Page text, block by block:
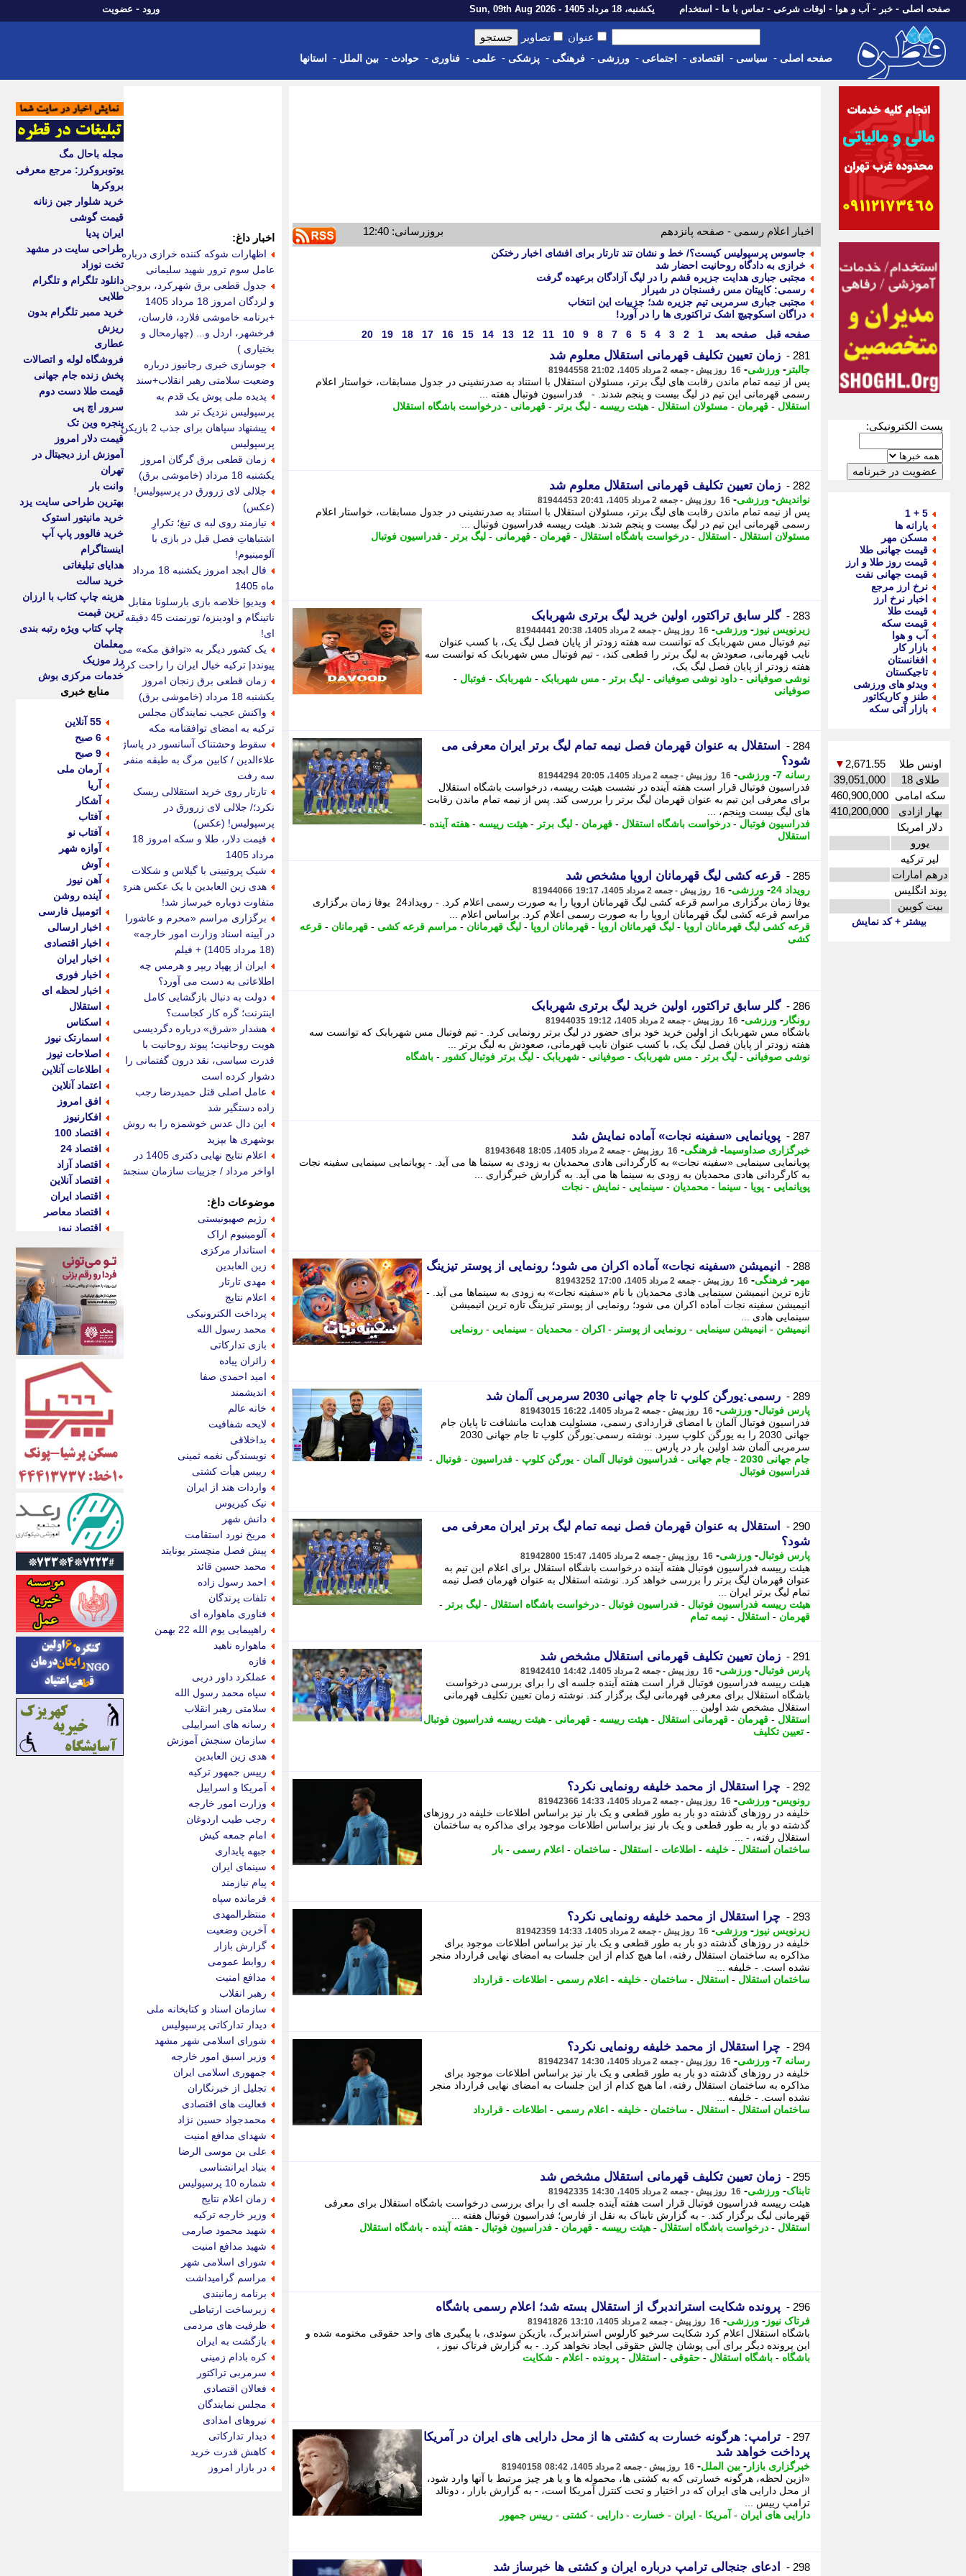
صفحه اصلی - خبر - آب و هوا - اوقات شرعی - تماس با ما - استخدام یکشنبه، 18 مرداد 1405 - Sun, 09th Aug 2026 ورود - عضویت
عنوان تصاویر
صفحه اصلی - سیاسی - اقتصادی - اجتماعی - ورزشی - فرهنگی - پزشکی - علمی - فناوری - حوادث - بین الملل - استانها
پست الکترونیکی:
5 + 1
یارانه ها
مسکن مهر
قیمت جهانی طلا
قیمت روز طلا و ارز
قیمت جهانی نفت
نرخ ارز مرجع
اخبار نرخ ارز
قیمت طلا
قیمت سکه
آب و هوا
بازار کار
افغانستان
تاجیکستان
ویدئو های ورزشی
طنز و کاریکاتور
بازار آتی سکه
اونس طلا 2,671.55
▼
طلای 18
39,051,000
سکه امامی 460,900,000
بهار ازادی
410,200,000
دلار امریکا
یورو
لیر ترکیه
درهم امارات
پوند انگلیس
بیت کویین
بیشتر + کد نمایش
اخبار اعلام رسمی - صفحه پانزدهم بروزرسانی: 12:40
جاسوس پرسپولیس کیست؟/ خط و نشان تند تارتار برای افشای اخبار رختکن
خرازی به دادگاه روحانیت احضار شد
مجتبی جباری هدایت جزیره قشم را در لیگ آزادگان برعهده گرفت
رسمی: کاپیتان مس رفسنجان در شیراز
مجتبی جباری سرمربی تیم جزیره شد؛ جزییات این انتخاب
دراگان اسکوچیچ اشک تراکتوری ها را در آورد!
صفحه قبل
صفحه بعد 1
2
3
4
5
6
7
8
9
10
11
12
13
14
15
16
17
18
19
20
281 - زمان تعیین تکلیف قهرمانی استقلال معلوم شد
جالبتر - ورزشی- 16 روز پیش - جمعه 2 مرداد 1405، 21:02 81944558
پس از نیمه تمام ماندن رقابت های لیگ برتر، مسئولان استقلال با استناد به صدرنشینی در جدول مسابقات، خواستار اعلام
رسمی قهرمانی این تیم در لیگ بیست و پنجم شدند. - فدراسیون فوتبال هفته ...
استقلال - قهرمان - مسئولان استقلال - هیئت رییسه - لیگ برتر - قهرمانی - درخواست باشگاه استقلال
282 - زمان تعیین تکلیف قهرمانی استقلال معلوم شد
نواندیش- ورزشی- 16 روز پیش - جمعه 2 مرداد 1405، 20:41 81944453
پس از نیمه تمام ماندن رقابت های لیگ برتر، مسئولان استقلال با استناد به صدرنشینی در جدول مسابقات، خواستار اعلام
رسمی قهرمانی این تیم در لیگ بیست و پنجم شدند. هیئت رییسه فدراسیون فوتبال ...
مسئولان استقلال - استقلال - درخواست باشگاه استقلال - قهرمان - قهرمانی - لیگ برتر - فدراسیون فوتبال
283 - گلر سابق تراکتور، اولین خرید لیگ برتری شهربابک
زیرنویس نیوز - ورزشی- 16 روز پیش - جمعه 2 مرداد 1405، 20:38 81944441
تیم فوتبال مس شهربابک که توانست سه هفته زودتر از پایان فصل لیگ یک، با کسب عنوان
نایب قهرمانی، صعودش به لیگ برتر را قطعی کند، - تیم فوتبال مس شهربابک که توانست سه
هفته زودتر از پایان فصل لیگ یک،
نوشی صوفیانی - داود نوشی صوفیانی - لیگ برتر - مس شهربابک - شهربابک - فوتبال -
صوفیانی
284 -
استقلال به عنوان قهرمان فصل نیمه تمام لیگ برتر ایران معرفی می
شود؟
رسانه 7 - ورزشی- 16 روز پیش - جمعه 2 مرداد 1405، 20:05 81944294
فدراسیون فوتبال قرار است هفته آینده در نشست هیئت رییسه، درخواست باشگاه استقلال
برای معرفی این تیم به عنوان قهرمان لیگ برتر را بررسی کند. پس از نیمه تمام ماندن رقابت
های لیگ بیست وپنجم، ...
فدراسیون فوتبال - درخواست باشگاه استقلال - قهرمان - لیگ برتر - هیئت رییسه - هفته آینده -
استقلال
285 - قرعه کشی لیگ قهرمانان اروپا مشخص شد
رویداد 24 - ورزشی- 16 روز پیش - جمعه 2 مرداد 1405، 19:17 81944066
یوفا زمان برگزاری مراسم قرعه کشی لیگ قهرمانان اروپا را به صورت رسمی اعلام کرد. - رویداد24 یوفا زمان برگزاری
مراسم قرعه کشی لیگ قهرمانان اروپا را به صورت رسمی اعلام کرد. براساس اعلام ...
قرعه کشی لیگ قهرمانان اروپا - لیگ قهرمانان اروپا - قهرمانان اروپا - لیگ قهرمانان - مراسم قرعه کشی - قهرمانان - قرعه
کشی
286 - گلر سابق تراکتور، اولین خرید لیگ برتری شهربابک
رونگار - ورزشی- 16 روز پیش - جمعه 2 مرداد 1405، 19:12 81944035
باشگاه مس شهربابک از اولین خرید خود برای حضور در لیگ برتر رونمایی کرد. - تیم فوتبال مس شهربابک که توانست سه
هفته زودتر از پایان فصل لیگ یک، با کسب عنوان نایب قهرمانی، صعودش به لیگ برتر ...
نوشی صوفیانی - لیگ برتر - مس شهربابک - صوفیانی - شهربابک - لیگ برتر فوتبال کشور - باشگاه
287 - پویانمایی «سفینه نجات» آماده نمایش شد
خبرگزاری صداوسیما- فرهنگی- 16 روز پیش - جمعه 2 مرداد 1405، 18:05 81943648
پویانمایی سینمایی «سفینه نجات» به کارگردانی هادی محمدیان به زودی به سینما ها می آید. - پویانمایی سینمایی سفینه نجات
به کارگردانی هادی محمدیان به زودی به سینما ها می آید. به گزارش خبرگزاری ...
پویانمایی - پویا - سینما - محمدیان - سینمایی - نمایش - نجات
288 - انیمیشن «سفینه نجات» آماده اکران می شود؛ رونمایی از پوستر تیزینگ
مهر - فرهنگی- 16 روز پیش - جمعه 2 مرداد 1405، 17:00 81943252
تازه ترین انیمیشن سینمایی هادی محمدیان با نام «سفینه نجات» به زودی به سینماها می آید. -
انیمیشن سفینه نجات آماده اکران می شود؛ رونمایی از پوستر تیزینگ تازه ترین انیمیشن
سینمایی هادی ...
انیمیشن - انیمیشن سینمایی - رونمایی از پوستر - اکران - محمدیان - سینمایی - رونمایی
289 - رسمی:یورگن کلوپ تا جام جهانی 2030 سرمربی آلمان شد
پارس فوتبال- ورزشی- 16 روز پیش - جمعه 2 مرداد 1405، 16:22 81943015
فدراسیون فوتبال آلمان با امضای قراردادی رسمی، مسئولیت هدایت مانشافت تا پایان جام
جهانی 2030 را به یورگن کلوپ سپرد. نوشته رسمی:یورگن کلوپ تا جام جهانی 2030
سرمربی آلمان شد اولین بار در پارس ...
جام جهانی 2030
- جام جهانی - فدراسیون فوتبال آلمان - یورگن کلوپ - فدراسیون - فوتبال -
فدراسیون فوتبال
290 -
استقلال به عنوان قهرمان فصل نیمه تمام لیگ برتر ایران معرفی می
شود؟
پارس فوتبال- ورزشی- 16 روز پیش - جمعه 2 مرداد 1405، 15:47 81942800
هیئت رییسه فدراسیون فوتبال هفته آینده درخواست باشگاه استقلال برای اعلام این تیم به
عنوان قهرمان لیگ برتر را بررسی خواهد کرد. نوشته استقلال به عنوان قهرمان فصل نیمه
تمام لیگ برتر ایران ...
هیئت رییسه فدراسیون فوتبال - فدراسیون فوتبال - درخواست باشگاه استقلال - لیگ برتر -
قهرمان - استقلال - نیمه تمام
291 - زمان تعیین تکلیف قهرمانی استقلال مشخص شد
پارس فوتبال- ورزشی- 16 روز پیش - جمعه 2 مرداد 1405، 14:42 81942410
هیئت رییسه فدراسیون فوتبال قرار است هفته آینده جلسه ای را برای بررسی درخواست
باشگاه استقلال برای معرفی قهرمانی لیگ برگزار کند. نوشته زمان تعیین تکلیف قهرمانی
استقلال مشخص شد اولین ...
استقلال - قهرمان - قهرمانی استقلال - هیئت رییسه - قهرمانی - هیئت رییسه فدراسیون فوتبال
- تعیین تکلیف
292 - چرا استقلال از محمد خلیفه رونمایی نکرد؟
رونویس- ورزشی- 16 روز پیش - جمعه 2 مرداد 1405، 14:33 81942366
خلیفه در روزهای گذشته دو بار به طور قطعی و یک بار نیز براساس اطلاعات خلیفه در روزهای
گذشته دو بار به طور قطعی و یک بار نیز براساس اطلاعات موجود برای مذاکره به ساختمان
استقلال رفته، - ...
ساختمان استقلال - خلیفه - اطلاعات - استقلال - ساختمان - اعلام رسمی - بار
293 - چرا استقلال از محمد خلیفه رونمایی نکرد؟
زیرنویس نیوز - ورزشی- 16 روز پیش - جمعه 2 مرداد 1405، 14:33 81942359
خلیفه در روزهای گذشته دو بار به طور قطعی و یک بار نیز براساس اطلاعات موجود برای
مذاکره به ساختمان استقلال رفته، اما هیچ کدام از این جلسات به امضای نهایی قرارداد منجر
نشده است. - خلیفه ...
ساختمان استقلال - استقلال - ساختمان - خلیفه - اعلام رسمی - اطلاعات - قرارداد
294 - چرا استقلال از محمد خلیفه رونمایی نکرد؟
رسانه 7 - ورزشی- 16 روز پیش - جمعه 2 مرداد 1405، 14:30 81942347
خلیفه در روزهای گذشته دو بار به طور قطعی و یک بار نیز براساس اطلاعات موجود برای
مذاکره به ساختمان استقلال رفته، اما هیچ کدام از این جلسات به امضای نهایی قرارداد منجر
نشده است. - خلیفه ...
ساختمان استقلال - استقلال - ساختمان - خلیفه - اعلام رسمی - اطلاعات - قرارداد
295 - زمان تعیین تکلیف قهرمانی استقلال مشخص شد
تابناک- ورزشی- 16 روز پیش - جمعه 2 مرداد 1405، 14:30 81942335
هیئت رییسه فدراسیون فوتبال قرار است هفته آینده جلسه ای را برای بررسی درخواست باشگاه استقلال برای معرفی
قهرمانی لیگ برگزار کند. - به گزارش تابناک به نقل از فارس؛ فدراسیون فوتبال هفته ...
استقلال - درخواست باشگاه استقلال - هیئت رییسه - قهرمان - فدراسیون فوتبال - هفته آینده - باشگاه استقلال
296 - پرونده شکایت استراندبرگ از استقلال بسته شد؛ اعلام رسمی باشگاه
فرتاک نیوز - ورزشی- 16 روز پیش - جمعه 2 مرداد 1405، 13:10 81941826
باشگاه استقلال اعلام کرد شکایت سرخیو کارلوس استراندبرگ، بازیکن سوئدی، با پیگیری های واحد حقوقی مختومه شده و
این پرونده دیگر برای آبی پوشان چالش حقوقی ایجاد نخواهد کرد. - به گزارش فرتاک نیوز ،
باشگاه - باشگاه استقلال - حقوقی - استقلال - پرونده - اعلام - شکایت
297 -
ترامپ: هرگونه خسارت به کشتی ها از محل دارایی های ایران در آمریکا
پرداخت خواهد شد
خبرگزاری بازار - بین الملل- 16 روز پیش - جمعه 2 مرداد 1405، 08:42 81940158
«ازین لحظه، هرگونه خسارتی که به کشتی ها، محموله ها و یا هر چیز مرتبط با آنها وارد شود،
از محل دارایی های ایران که در اختیار و تحت کنترل آمریکا است، - به گزارش بازار ، دونالد
ترامپ رییس ...
دارایی های ایران - آمریکا - ایران - خسارت - دارایی -کشتی - رییس جمهور
298 - ادعای جنجالی ترامپ درباره ایران و کشتی ها خبرساز شد
اخبار داغ:
اظهارات شوکه کننده خرازی درباره
عامل سوم ترور شهید سلیمانی
جدول قطعی برق شهرکرد، بروجن
و لردگان امروز 18 مرداد 1405
+برنامه خاموشی فلارد، فارسان،
فرخشهر، اردل و... (چهارمحال و
بختیاری )
جوسازی خبری رجانیوز درباره
وضعیت سلامتی رهبر انقلاب+سند
پدیده ملی پوش یک قدم به
پرسپولیس نزدیک تر شد
پیشنهاد سپاهان برای جذب 2 بازیکن
پرسپولیس
زمان قطعی برق گرگان امروز
یکشنبه 18 مرداد (خاموشی برق)
جلالی لای زرورق در پرسپولیس!
(عکس)
نیازمند روی لبه ی تیغ؛ تکرارِ
اشتباهاتِ فصل قبل در بازی با
آلومینیوم!
فال ابجد امروز یکشنبه 18 مرداد
ماه 1405
ویدیو| خلاصه بازی بارسلونا مقابل
ناتینگام و اودینزه/ تورنمنت 45 دقیقه
ای!
یک کشور دیگر به «توافق مکه» می
پیوندد| ترکیه خیال ایران را راحت کرد
زمان قطعی برق زنجان امروز
یکشنبه 18 مرداد (خاموشی برق)
واکنش عجیب نمایندگان مجلس
ترکیه به امضای توافقنامه مکه
سقوط وحشتناک آسانسور در پاساژ
علاءالدین / کابین مرگ به طبقه منفی
سه رفت
تارتار روی خرید استقلالی ریسک
نکرد؛/ جلالی لای زرورق در
پرسپولیس! (عکس)
قیمت دلار، طلا و سکه امروز 18
مرداد 1405
شیک پروتیینی با گیلاس و شکلات
هدی زین العابدین با یک عکس هنری
متفاوت دوباره خبرساز شد!
برگزاری مراسم «محرم و عاشورا
در آیینه اسناد وزارت امور خارجه»
(18 مرداد 1405) + فیلم
ایران از پهپاد ریپر و هرمس چه
اطلاعاتی به دست می آورد؟
دولت به دنبال بازگشایی کامل
اینترنت؛ گره کار کجاست؟
هشدار «شرق» درباره دگردیسی
هویت روحانیت؛ پیوند روحانیت با
قدرت سیاسی، نقد درون گفتمانی را
دشوار کرده است
عامل اصلی قتل حمیدرضا رجب
زاده دستگیر شد
این دال عدس خوشمزه را به روش
بوشهری ها بپزید
اعلام نتایج نهایی دکتری 1405 در
اواخر مرداد / جزییات سازمان سنجش
موضوعات داغ:
رژیم صهیونیستی
آلومینیوم اراک
استاندار مرکزی
زین العابدین
مهدی تارتار
اعلام نتایج
پرداخت الکترونیکی
محمد رسول الله
بازی تدارکاتی
زائران پیاده
امید احمدی صفا
اندیشمند
خانه عالم
لایحه شفافیت
بداخلاقی
نویسندگی نغمه ثمینی
رییس هیأت کشتی
واردات هند از ایران
نیک کیریوس
دانش شهر
مریخ نورد استقامت
پیش فصل منچستر یونایتد
محمد حسین قائد
احمد رسول زاده
تلفات پرندگان
فناوری ماهواره ای
راهپیمایی یوم الله 22 بهمن
ماهواره ناهید
فازه
عملکرد داور دربی
سپاه محمد رسول الله
سلامتی رهبر انقلاب
رسانه های اسراییلی
سازمان سنجش آموزش
هدی زین العابدین
رییس جمهور ترکیه
آمریکا و اسراییل
وزارت امور خارجه
رجب طیب اردوغان
امام جمعه کیش
جبهه پایداری
سینمای ایران
پیام نیازمند
فرمانده سپاه
منتظرالمهدی
آخرین وضعیت
گزارش بازار
روابط عمومی
مدافع امنیت
رهبر انقلاب
سازمان اسناد و کتابخانه ملی
دیدار تدارکاتی پرسپولیس
شورای اسلامی شهر مشهد
وزیر اسبق امور خارجه
جمهوری اسلامی ایران
تجلیل از خبرنگاران
فعالیت های اقتصادی
محمدجواد حسین نژاد
شهدای مدافع امنیت
علی بن موسی الرضا
بنیاد ایرانشناسی
شماره 10 پرسپولیس
زمان اعلام نتایج
وزیر خارجه ترکیه
شهید محمود صارمی
شهید مدافع امنیت
شورای اسلامی شهر
مراسم گرامیداشت
برنامه زمانبندی
زیرساخت ارتباطی
ظرفیت های مردمی
بازگشت به ایران
کره بادام زمینی
سرمربی تراکتور
فعالان اقتصادی
مجلس نمایندگان
نیروهای امدادی
دیدار تدارکاتی
کاهش قدرت خرید
در بازار امروز
مجله باحال مگ
یوتوبروکرز: مرجع معرفی
بروکرها
خرید شلوار جین زنانه
قیمت گوشی
ایران پدیا
طراحی سایت در مشهد
تخت نوزاد
دانلود تلگرام و تلگرام
طلایی
خرید ممبر تلگرام بدون
ریزش
عطاری
فروشگاه لوله و اتصالات
پخش زنده جام جهانی
قیمت طلا دست دوم
سرور اچ پی
پنجره وین تک
قیمت دلار امروز
آموزش ارز دیجیتال در
تهران
وانت بار
بهترین طراحی سایت یزد
خرید مانیتور استوک
خرید فالوور پاپ آپ
اینستاگرام
هدایای تبلیغاتی
خرید سالت
هزینه چاپ کتاب با ارزان
ترین قیمت
چاپ کتاب ویژه رتبه بندی
معلمان
رز موزیک
خدمات مرکزی بوش
منابع خبری
55 آنلاین
6 صبح
9 صبح
آرمان ملی
آریا
آشکار
آفتاب
آفتاب نو
آوازه شهر
آوش
آهن نیوز
آینده روشن
اتومبیل فارسی
اخبار ارسالی
اخبار اقتصادی
اخبار ایران
اخبار فوری
اخبار لحظه ای
استقلال
اسکناس
اسمارتک نیوز
اصلاحات نیوز
اطلاعات آنلاین
اعتماد آنلاین
افق امروز
افکارنیوز
اقتصاد 100
اقتصاد 24
اقتصاد آزاد
اقتصاد آنلاین
اقتصاد ایران
اقتصاد معاصر
اقتصاد نیوز
اکوفارس
اکونگار
اکونیوز
الف
انتشار آنلاین
اندیشه قرن
اندیشه معاصر
اندیشه ها
انرژی پرس
ای استخدام
ایتنا
ایراف
ایران آرت
ایران آنلاین
ایران زندگی
ایران فوری
ایرانی روز
ایرانیتال
ایرنا
ایسکانیوز
ایسنا
ایکنا
ایلنا
اینتیتر
ایونا نیوز
بازتاب آنلاین
باشگاه خبرنگاران
باغستان نیوز
بامبوک
ببین و بخون
بدینسان
بنکر